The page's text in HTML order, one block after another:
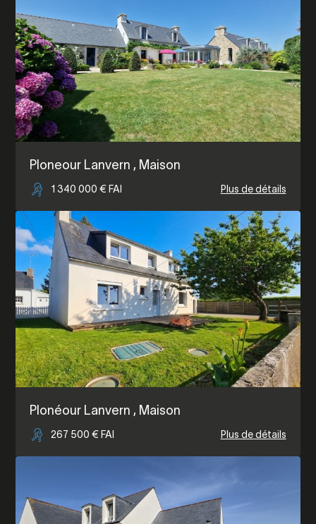
Ploneour Lanvern , Maison
1 340 000 € FAI Plus de détails
Plonéour Lanvern , Maison
267 500 € FAI Plus de détails